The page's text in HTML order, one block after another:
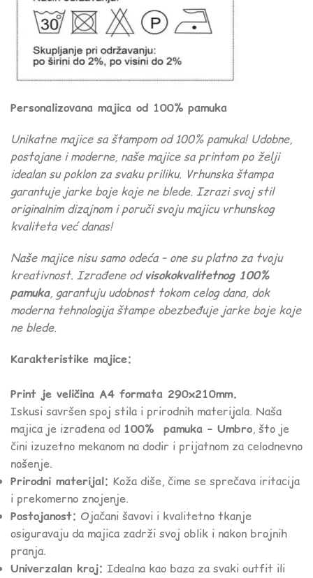
Personalizovana majica od 100% pamuka
Unikatne majice sa štampom od 100% pamuka! Udobne,
postojane i moderne, naše majice sa printom po želji
idealan su poklon za svaku priliku. Vrhunska štampa
garantuje jarke boje koje ne blede. Izrazi svoj stil
originalnim dizajnom i poruči svoju majicu vrhunskog
kvaliteta već danas!
Naše majice nisu samo odeća – one su platno za tvoju
kreativnost. Izrađene odvisokokvalitetnog 100%
pamuka, garantuju udobnost tokom celog dana, dok
moderna tehnologija štampe obezbeđuje jarke boje koje
ne blede.
Karakteristike majice:
Print je veličina A4 formata 290x210mm.
Iskusi savršen spoj stila i prirodnih materijala. Naša
majica je izrađena od 100% pamuka – Umbro, što je
čini izuzetno mekanom na dodir i prijatnom za celodnevno
nošenje.
Prirodni materijal: Koža diše, čime se sprečava iritacija
i prekomerno znojenje.
Postojanost: Ojačani šavovi i kvalitetno tkanje
osiguravaju da majica zadrži svoj oblik i nakon brojnih
pranja.
Univerzalan kroj: Idealna kao baza za svaki outfit ili